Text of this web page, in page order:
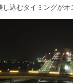
し込むタイミングがオ